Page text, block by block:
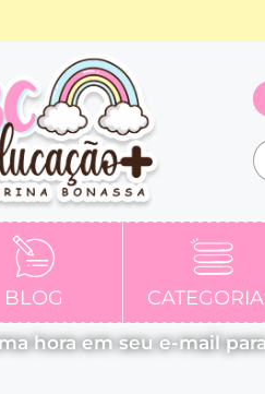
BLOG
hora em seu e-mail